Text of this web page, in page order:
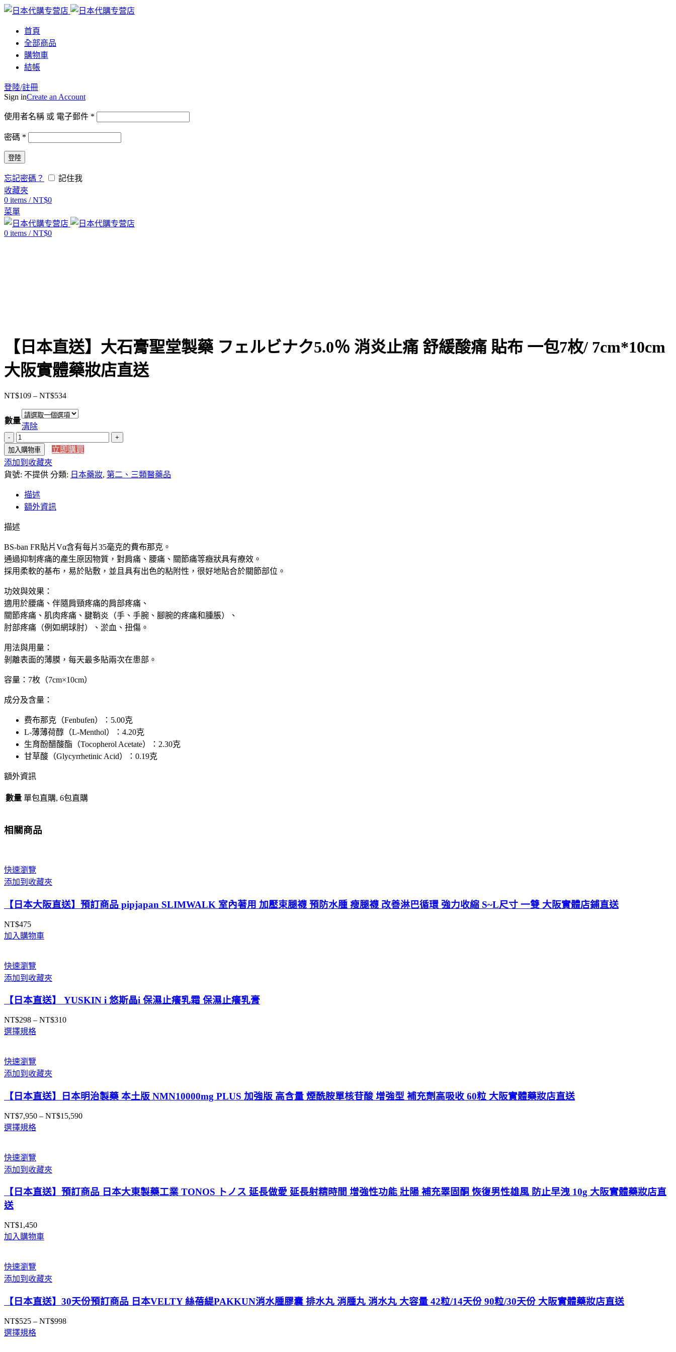
首頁
全部商品
購物車
結帳
登陸/註冊
Sign inCreate an Account
使用者名稱 或 電子郵件 *
密碼 *
登陸
忘記密碼？
記住我
收藏夾
0 items / NT$0
菜單
0 items / NT$0
【日本直送】大石膏聖堂製藥 フェルビナク5.0％ 消炎止痛 舒緩酸痛 貼布 一包7枚/ 7cm*10cm
大阪實體藥妝店直送
NT$109 – NT$534價
格
圍：
NT$109
到
數量
清除
【日
本
直
送】
石
膏
聖
製
藥
フ
ル
ビ
ナ
ク
5.0％
消
止
舒
一
7
大
體
藥
店
送
數
加入購物車
立即購買
添加到收藏夾
貨號: 不提供 分類: 日本藥妝, 第二、三類醫藥品
描述
額外資訊
描述
BS-ban FR貼片Vα含有每片35毫克的費布那克。
通過抑制疼痛的產生原因物質，對肩痛、腰痛、關節痛等癥狀具有療效。
採用柔軟的基布，易於貼敷，並且具有出色的粘附性，很好地貼合於關節部位。
功效與效果：
適用於腰痛、伴隨肩頸疼痛的肩部疼痛、
關節疼痛、肌肉疼痛、腱鞘炎（手、手腕、腳腕的疼痛和腫脹）、
肘部疼痛（例如網球肘）、淤血、扭傷。
用法與用量：
剝離表面的薄膜，每天最多貼兩次在患部。
容量：7枚（7cm×10cm）
成分及含量：
费布那克（Fenbufen）：5.00克
L-薄薄荷醇（L-Menthol）：4.20克
生育酚醋酸酯（Tocopherol Acetate）：2.30克
甘草酸（Glycyrrhetinic Acid）：0.19克
額外資訊
數量 單包直購, 6包直購
相關商品
快速瀏覽
添加到收藏夾
【日本大阪直送】預訂商品 pipjapan SLIMWALK 室內著用 加壓束腿襪 預防水腫 瘦腿襪 改善淋巴循環 強力收縮 S~L尺寸 一雙 大阪實體店鋪直送
NT$475
加入購物車
快速瀏覽
添加到收藏夾
【日本直送】 YUSKIN i 悠斯晶i 保濕止癢乳霜 保濕止癢乳膏
NT$298 – NT$310價
選擇規格
快速瀏覽
添加到收藏夾
【日本直送】日本明治製藥 本土版 NMN10000mg PLUS 加強版 高含量 煙酰胺單核苷酸 增強型 補充劑高吸收 60粒 大阪實體藥妝店直送
NT$7,950 – NT$15,590價
NT$15,590
選擇規格
快速瀏覽
添加到收藏夾
【日本直送】預訂商品 日本大東製藥工業 TONOS トノス 延長做愛 延長射精時間 增強性功能 壯陽 補充睪固酮 恢復男性雄風 防止早洩 10g 大阪實體藥妝店直
送
NT$1,450
加入購物車
快速瀏覽
添加到收藏夾
【日本直送】30天份預訂商品 日本VELTY 絲蓓緹PAKKUN消水腫膠囊 排水丸 消腫丸 消水丸 大容量 42粒/14天份 90粒/30天份 大阪實體藥妝店直送
NT$525 – NT$998價
選擇規格